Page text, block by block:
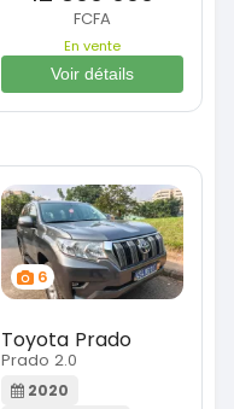
FCFA
En vente
Voir détails
6
Toyota Prado
Prado 2.0
2020